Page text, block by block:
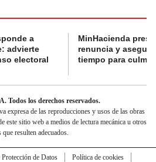
a
advierte
electoral
MinHacienda
renuncia y
tiempo para
Todos los derechos reservados.
expresa de las reproducciones y usos de las obras
este sitio web a medios de lectura mecánica u otros
que resulten adecuados.
de Datos
Política de cookies